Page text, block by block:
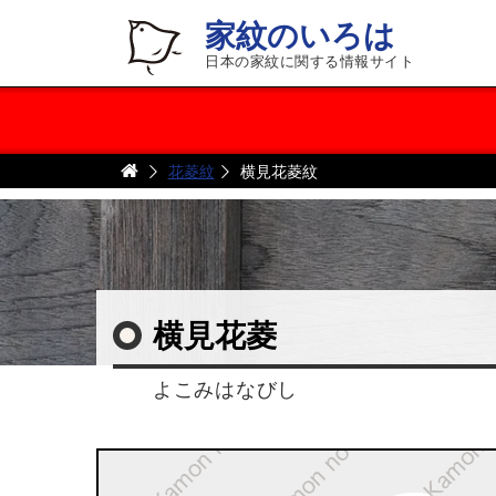
家紋のいろは
日本の家紋に関する情報サイト
花菱紋 横見花菱紋
横見花菱
よこみはなびし